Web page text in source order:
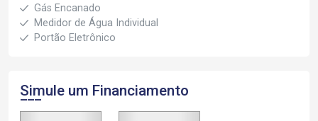
Gás Encanado
Medidor de Água Individual
Portão Eletrônico
Simule um Financiamento